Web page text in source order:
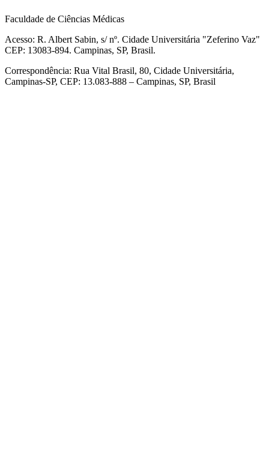
Faculdade de Ciências Médicas
Acesso: R. Albert Sabin, s/ nº. Cidade Universitária "Zeferino Vaz"
CEP: 13083-894. Campinas, SP, Brasil.
Correspondência: Rua Vital Brasil, 80, Cidade Universitária,
Campinas-SP, CEP: 13.083-888 – Campinas, SP, Brasil